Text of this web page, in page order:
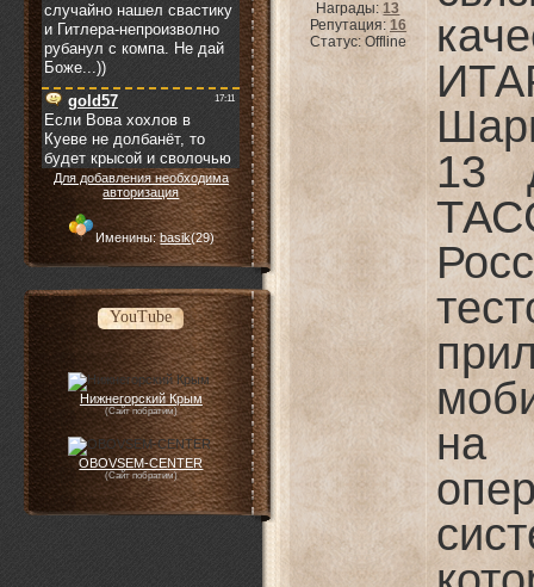
Для добавления необходима
авторизация
Именины:basik(29)
YouTube
Нижнегорский Крым
(Сайт побратим)
OBOVSEM-CENTER
(Сайт побратим)
Награды:13
Репутация: 16
Статус:Offline
13